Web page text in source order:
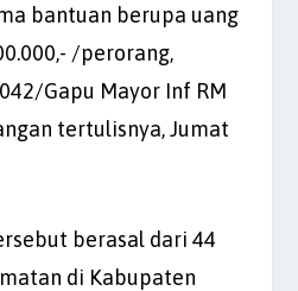
bantuan berupa uang
/perorang,
Gapu Mayor Inf RM
tertulisnya, Jumat
berasal dari 44
di Kabupaten